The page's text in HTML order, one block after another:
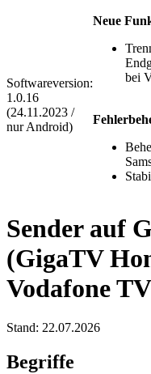
Softwareversion:
1.0.16
(24.11.2023 /
nur Android)
Neue
bei
Sender auf
(GigaTV
Vodafone
Stand: 22.07.2026
Begriffe